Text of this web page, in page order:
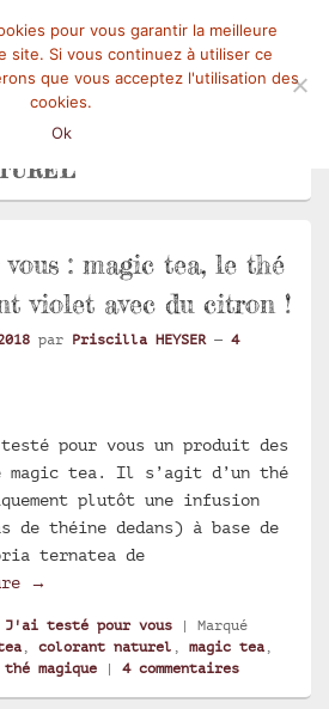
Menu
vous : magic tea, le thé
violet avec du citron !
par Priscilla HEYSER — 4
pour vous un produit des
tea. Il s’agit d’un thé
plutôt une infusion
de théine dedans) à base de
ternatea de
J’ai testé pour vous : magic
→
J'ai testé pour vous | Marqué
, colorant naturel , magic tea ,
thé magique | 4commentaires
pour vous garantir la meilleure
site. Si vous continuez à utiliser ce
que vous acceptez l'utilisation des
cookies.
Ok